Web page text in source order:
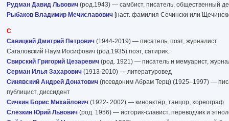
Рудман Давид Львович (род.1943) — самбист, писатель, общественный
Рыбаков Владимир Мечиславович [наст. фамилия Сечински или
С
Савицкий Дмитрий Петрович (1944-2019) — писатель, поэт, журналист
Сагаловский Наум Иосифович (род.1935) поэт, сатирик.
Свирский Григорий Цезаревич (род. 1921) — писатель и мемуарист,
Серман Илья Захарович (1913-2010) — литературовед
Синявский Андрей Донатович (псевдоним Абрам Терц) (1925–1997) —
публицист, диссидент
Сичкин Борис Михайлович (1922- 2002) — киноактёр, танцор, хореограф
Слёзкин Юрий Львович (род. 1956) — историк-славист, переводчик и